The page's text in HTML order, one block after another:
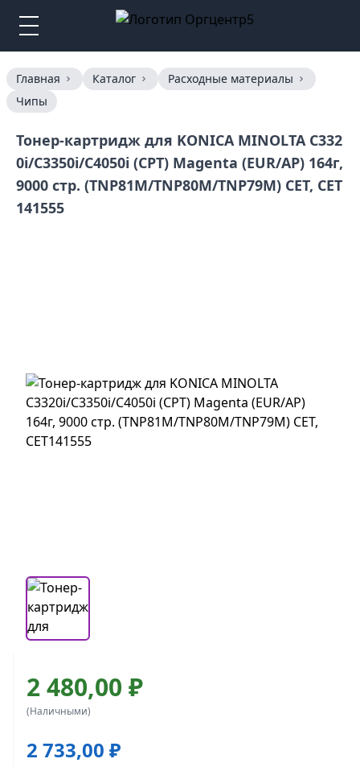
Главная Каталог
Расходные материалы
Чипы
Тонер-картридж для KONICA MINOLTA C332
0i/C3350i/C4050i (CPT) Magenta (EUR/AP) 164г,
9000 стр. (TNP81M/TNP80M/TNP79M) CET, CET
141555
2 480,00 ₽
(Наличными)
2 733,00 ₽